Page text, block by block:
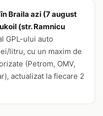
Braila azi (7 august
(str. Ramnicu
GPL-ului auto
litru, cu un maxim de
(Petrom, OMV,
actualizat la fiecare 2